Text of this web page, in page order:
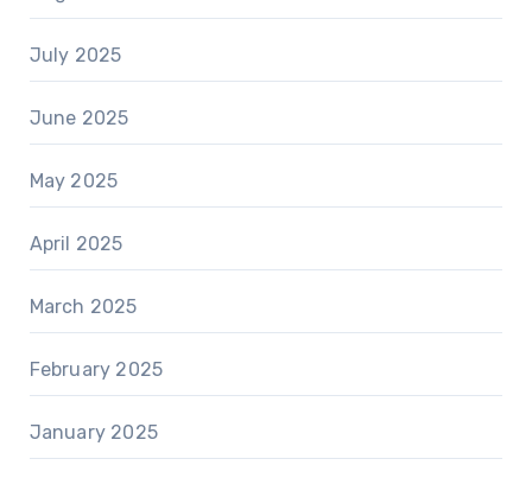
July 2025
June 2025
May 2025
April 2025
March 2025
February 2025
January 2025